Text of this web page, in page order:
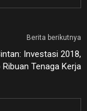
Berita berikutnya
Investasi 2018,
Tenaga Kerja